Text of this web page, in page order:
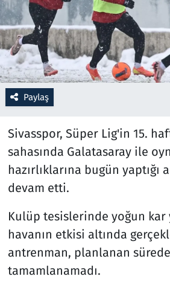
Paylaş
Sivasspor, Süper Lig'in 15.
sahasında Galatasaray ile
hazırlıklarına bugün yaptığı
devam etti.
Kulüp tesislerinde yoğun kar
havanın etkisi altında
antrenman, planlanan sürede
tamamlanamadı.
Resmi İlanlar
Rüya Tabirleri
Sağlık
Savunma Sanayi
Seçim 2023
Spor
Teknoloji ve Bilim
Televizyon